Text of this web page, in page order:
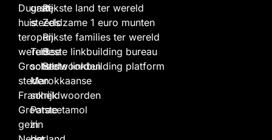
Duurste
huis
ter
wereld
Grootste
steden
Frankrijk
Grootste
gezin
gaat
steeds
open
Turkse
scheldwoorden
Marokkaanse
scheldwoorden
Paracetamol
in
Rijkste land ter wereld
Zeldzame 1 euro munten
Rijkste families ter wereld
Beste linkbuilding bureau
Beste linkbuilding platform